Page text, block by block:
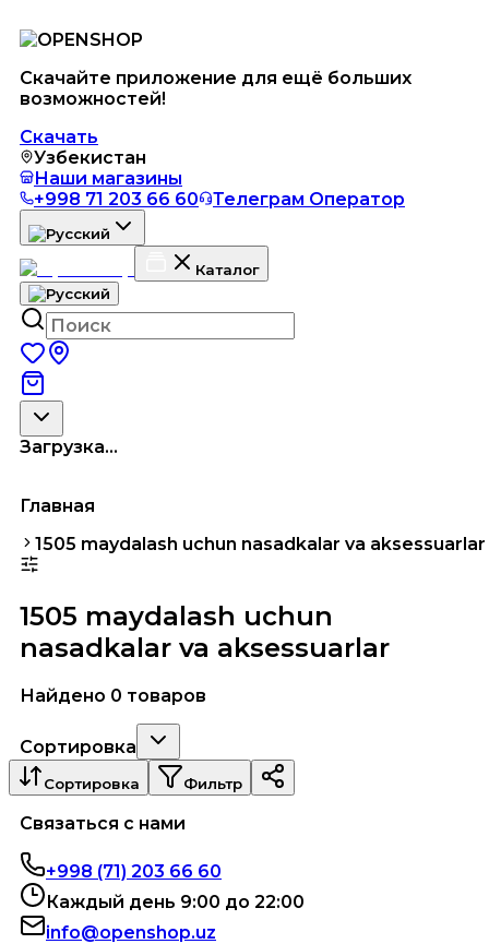
Скачайте приложение для ещё больших
возможностей!
Скачать
Узбекистан
Наши магазины
+998 71 203 66 60
Телеграм Оператор
Каталог
Загрузка...
Главная
1505 maydalash uchun nasadkalar va aksessuarlar
1505 maydalash uchun
nasadkalar va aksessuarlar
Найдено 0 товаров
Сортировка
Сортировка Фильтр
Связаться с нами
+998 (71) 203 66 60
Каждый день 9:00 до 22:00
info@openshop.uz